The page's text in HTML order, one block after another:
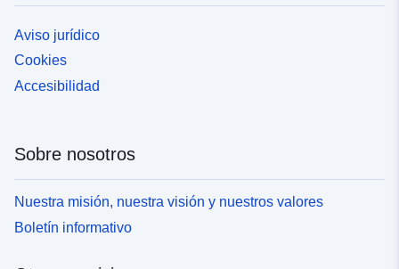
Aviso jurídico
Cookies
Accesibilidad
Sobre nosotros
Nuestra misión, nuestra visión y nuestros valores
Boletín informativo